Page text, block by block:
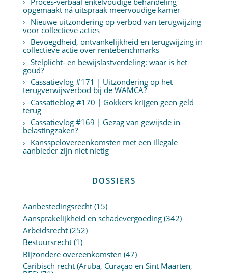
opgemaakt ná uitspraak meervoudige kamer
Nieuwe uitzondering op verbod van terugwijzing
voor collectieve acties
Bevoegdheid, ontvankelijkheid en terugwijzing in
collectieve actie over rentebenchmarks
Stelplicht- en bewijslastverdeling: waar is het
goud?
Cassatievlog #171 | Uitzondering op het
terugverwijsverbod bij de WAMCA?
Cassatieblog #170 | Gokkers krijgen geen geld
terug
Cassatievlog #169 | Gezag van gewijsde in
belastingzaken?
Kansspelovereenkomsten met een illegale
aanbieder zijn niet nietig
DOSSIERS
Aanbestedingsrecht(15)
Aansprakelijkheid en schadevergoeding(342)
Arbeidsrecht(252)
Bestuursrecht(1)
Bijzondere overeenkomsten (47)
Caribisch recht (Aruba, Curaçao en Sint Maarten,